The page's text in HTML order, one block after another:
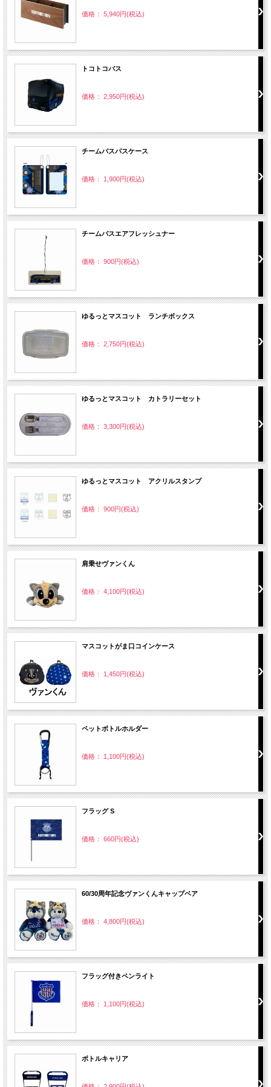
価格： 5,940円(税込)
トコトコバス
価格： 2,950円(税込)
チームバスパスケース
価格： 1,900円(税込)
チームバスエアフレッシュナー
価格： 900円(税込)
ゆるっとマスコット ランチボックス
価格： 2,750円(税込)
ゆるっとマスコット カトラリーセット
価格： 3,300円(税込)
ゆるっとマスコット アクリルスタンプ
価格： 900円(税込)
肩乗せヴァンくん
価格： 4,100円(税込)
マスコットがま口コインケース
価格： 1,450円(税込)
ペットボトルホルダー
価格： 1,100円(税込)
フラッグ S
価格： 660円(税込)
60/30周年記念ヴァンくんキャップベア
価格： 4,800円(税込)
フラッグ付きペンライト
価格： 1,100円(税込)
ボトルキャリア